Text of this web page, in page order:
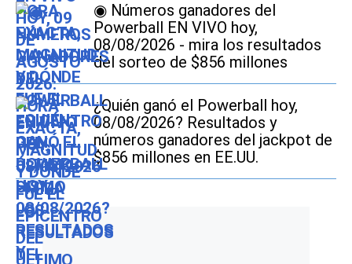
◉ Números ganadores del
Powerball EN VIVO hoy,
08/08/2026 - mira los resultados
del sorteo de $856 millones
¿Quién ganó el Powerball hoy,
08/08/2026? Resultados y
números ganadores del jackpot de
$856 millones en EE.UU.